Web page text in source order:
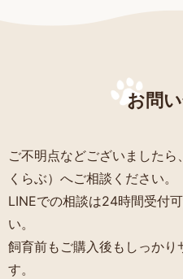
お問
ご不明点などございました
くらぶ）へご相談ください。
LINEでの相談は24時間受付
い。
飼育前もご購入後もしっかり
す。